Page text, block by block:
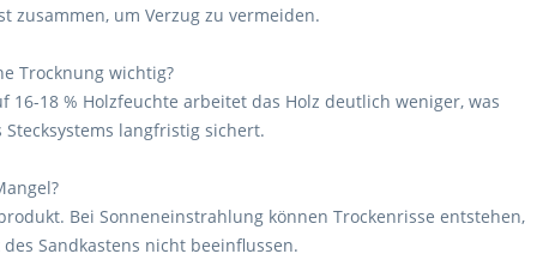
zusammen, um Verzug zu vermeiden.
Trocknung wichtig?
16-18 % Holzfeuchte arbeitet das Holz deutlich weniger, was
Stecksystems langfristig sichert.
Bei Sonneneinstrahlung können Trockenrisse entstehen,
Sandkastens nicht beeinflussen.